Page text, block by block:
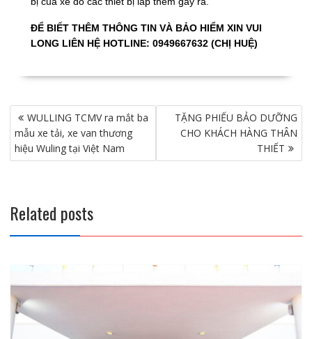
ĐỂ BIẾT THÊM THÔNG TIN VÀ BẢO HIỂM XIN VUI
LONG LIÊN HỆ HOTLINE: 0949667632 (CHỊ HUỆ)
Điều
hướng
bài
viết
WULLING TCMV ra mắt ba
mẫu xe tải, xe van thương
hiệu Wuling tại Việt Nam
TẶNG PHIẾU BẢO DƯỠNG
CHO KHÁCH HÀNG THÂN
THIẾT
Related posts